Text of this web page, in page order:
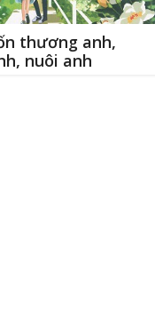
thương anh,
nuôi anh